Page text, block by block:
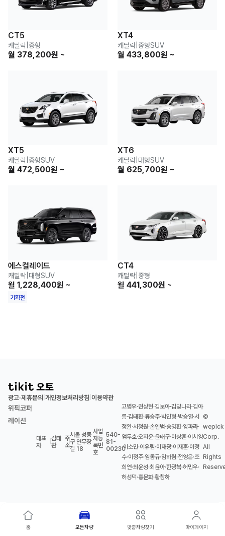
CT5
캐딜락 중형
월 378,200원 ~
XT4
캐딜락 중형SUV
월 433,800원 ~
XT5
캐딜락 중형SUV
월 472,500원 ~
XT6
캐딜락 대형SUV
월 625,700원 ~
에스컬레이드
캐딜락 대형SUV
월 1,228,400원 ~
기획전
CT4
캐딜락 중형
월 441,300원 ~
광고·제휴문의 개인정보처리방침 이용약관
위픽코퍼
레이션
대표
자
|김태
환
주
소|
서울 성동
구 연무장
길 18
사업
자등
록번
호
|
540-
81-
00230
고병우·권상현·김보아·김빛나라·김아
름·김태환·류승주·박민형·박승열·서
정완·서청원·손인범·송영환·양파라·
엄두호·오지윤·윤태구·이상훈·이서영
·이소민·이유림·이재광·이재훈·이정
수·이정주·임동규·임하림·전영은·조
희연·최윤성·최윤아·한광복·허민우·
허성덕·홍문화·황창하
©
wepick
Corp.
All
Rights
홈 모든차량 맞춤차량찾기 마이페이지